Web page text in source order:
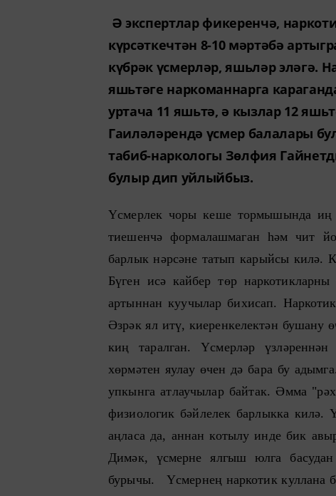
Ә экспертлар фикеренчә,
күрсәткечтән 8-10 мәртәбә
күбрәк үсмерләр, яшьләр эләгә.
яшьтәге наркоманнарга
уртача 11 яшьтә, ә кызлар 12
Гаиләләрендә үсмер балалары
табиб-наркологы Зөлфия
булыр дип уйлыйбыз.
Үсмерлек чоры кеше тормышында иң
тиешенчә формалашмаган һәм чит
барлык нәрсәне татып карыйсы килә.
Бүген исә кайбер төр
артыннан куучылар бихисап.
Әзрәк ял итү, киеренкелектән бушану
киң таралган. Үсмерләр
хөрмәтен яулау өчен дә бара бу
упкынга атлаучылар байтак. Әмма
физиологик бәйлелек барлыкка килә.
аңласа да, аннан котылу инде бик
Димәк, үсмерне ялгыш юлга
бурычы. Үсмернең наркотик куллана